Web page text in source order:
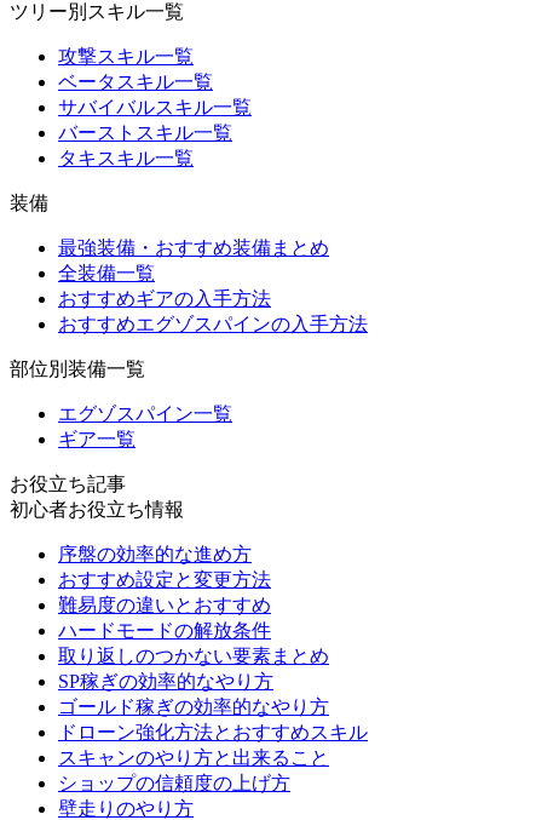
ツリー別スキル一覧
攻撃スキル一覧
ベータスキル一覧
サバイバルスキル一覧
バーストスキル一覧
タキスキル一覧
装備
最強装備・おすすめ装備まとめ
全装備一覧
おすすめギアの入手方法
おすすめエグゾスパインの入手方法
部位別装備一覧
エグゾスパイン一覧
ギア一覧
お役立ち記事
初心者お役立ち情報
序盤の効率的な進め方
おすすめ設定と変更方法
難易度の違いとおすすめ
ハードモードの解放条件
取り返しのつかない要素まとめ
SP稼ぎの効率的なやり方
ゴールド稼ぎの効率的なやり方
ドローン強化方法とおすすめスキル
スキャンのやり方と出来ること
ショップの信頼度の上げ方
壁走りのやり方